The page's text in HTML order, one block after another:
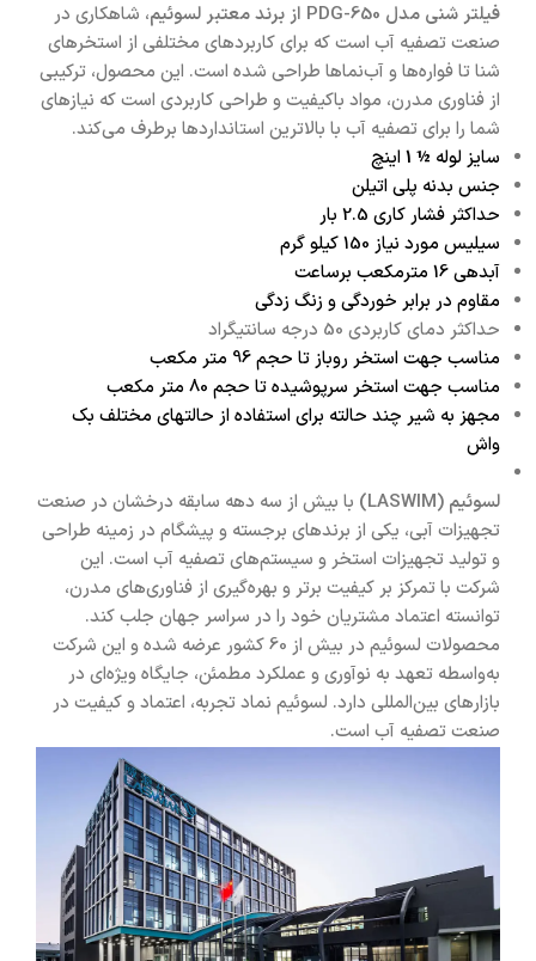
فیلتر شنی مدل PDG-650 از برند معتبر لسوئیم
، شاهکاری در
صنعت تصفیه آب است که برای کاربردهای مختلفی از استخرهای
شنا تا فواره‌ها و آب‌نماها طراحی شده است. این محصول، ترکیبی
از فناوری مدرن، مواد باکیفیت و طراحی کاربردی است که نیازهای
شما را برای تصفیه آب با بالاترین استانداردها برطرف می‌کند.
سایز لوله ½ 1
اینچ
جنس بدنه پلی اتیلن
حداکثر فشار کاری 2.5 بار
سیلیس مورد نیاز 150 کیلو گرم
آبدهی 16 مترمکعب برساعت
مقاوم در برابر خوردگی و زنگ زدگی
حداکثر دمای کاربردی 50 درجه سانتیگراد
مناسب جهت استخر روباز تا حجم 96 متر مکعب
مناسب جهت استخر سرپوشیده تا حجم 80 متر مکعب
مجهز به شیر چند حالته برای استفاده از حالتهای مختلف بک
واش
لسوئیم (LASWIM)
با بیش از سه دهه سابقه درخشان در صنعت
تجهیزات آبی، یکی از برندهای برجسته و پیشگام در زمینه طراحی
و تولید تجهیزات استخر و سیستم‌های تصفیه آب است. این
شرکت با تمرکز بر کیفیت برتر و بهره‌گیری از فناوری‌های مدرن،
توانسته اعتماد مشتریان خود را در سراسر جهان جلب کند.
محصولات لسوئیم در بیش از 60 کشور عرضه شده و این شرکت
به‌واسطه تعهد به نوآوری و عملکرد مطمئن، جایگاه ویژه‌ای در
بازارهای بین‌المللی دارد. لسوئیم نماد تجربه، اعتماد و کیفیت در
صنعت تصفیه آب است.